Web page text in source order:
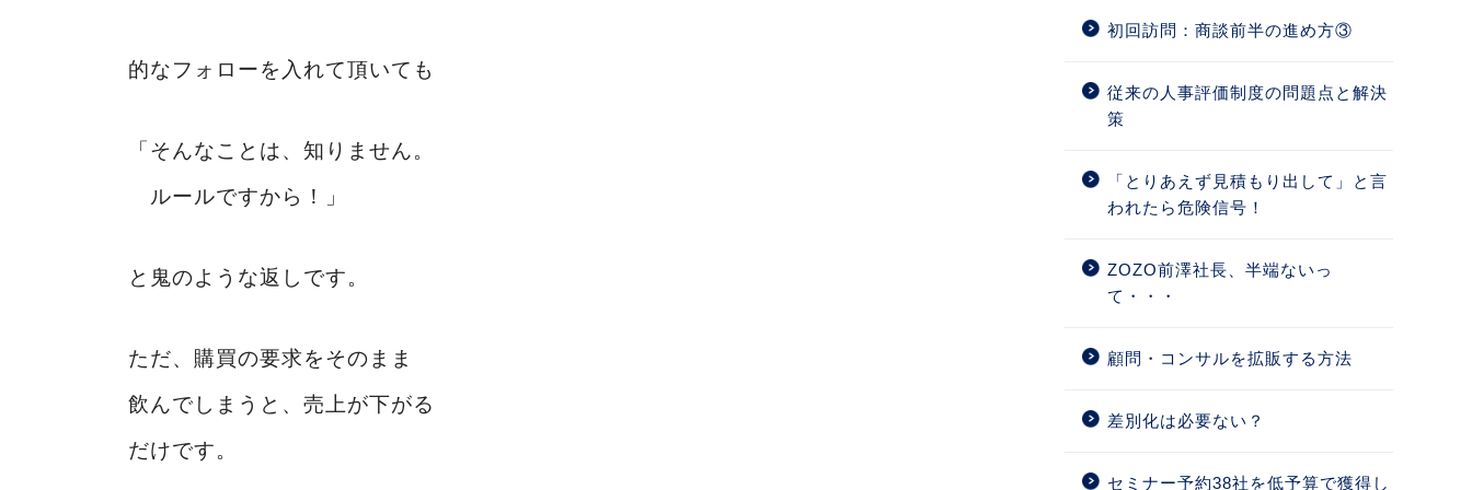
的なフォローを入れて頂いても
「そんなことは、知りません。
ルールですから！」
と鬼のような返しです。
ただ、購買の要求をそのまま
飲んでしまうと、売上が下がる
だけです。
初回訪問：商談前半の進め方③
従来の人事評価制度の問題点と解決
策
「とりあえず見積もり出して」と言
われたら危険信号！
ZOZO前澤社長、半端ないっ
て・・・
顧問・コンサルを拡販する方法
差別化は必要ない？
セミナー予約38社を低予算で獲得し